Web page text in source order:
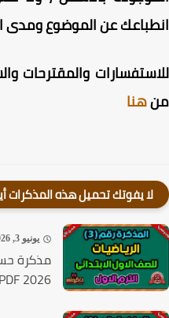
عن الموضوع ومدى
والمقترحات
هنا
لا يفوتك تحميل هذه المذكرات أيضا
يونيو 3, 2026
مذكرة
2026 PDF